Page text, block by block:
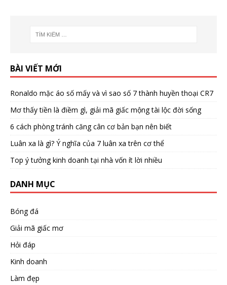
BÀI VIẾT MỚI
Ronaldo mặc áo số mấy và vì sao số 7 thành huyền thoại CR7
Mơ thấy tiền là điềm gì, giải mã giấc mộng tài lộc đời sống
6 cách phòng tránh căng cân cơ bản bạn nên biết
Luân xa là gì? Ý nghĩa của 7 luân xa trên cơ thể
Top ý tưởng kinh doanh tại nhà vốn ít lời nhiều
DANH MỤC
Bóng đá
Giải mã giấc mơ
Hỏi đáp
Kinh doanh
Làm đẹp